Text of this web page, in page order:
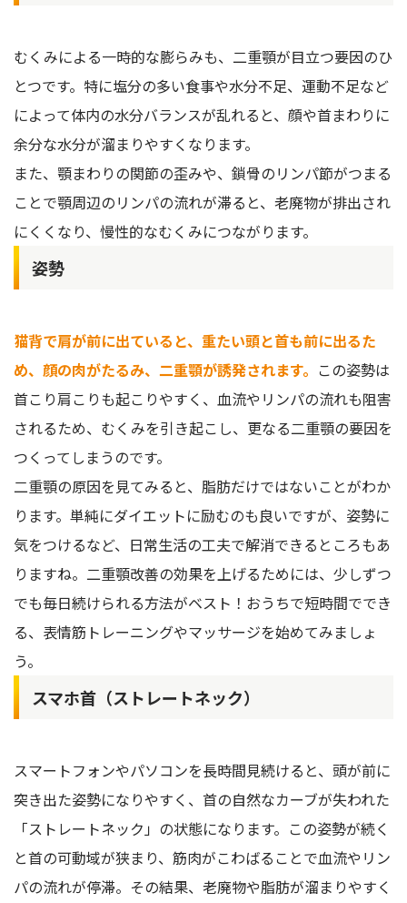
むくみによる一時的な膨らみも、二重顎が目立つ要因のひ
とつです。特に塩分の多い食事や水分不足、運動不足など
によって体内の水分バランスが乱れると、顔や首まわりに
余分な水分が溜まりやすくなります。
また、顎まわりの関節の歪みや、鎖骨のリンパ節がつまる
ことで顎周辺のリンパの流れが滞ると、老廃物が排出され
にくくなり、慢性的なむくみにつながります。
姿勢
猫背で肩が前に出ていると、重たい頭と首も前に出るた
め、顔の肉がたるみ、二重顎が誘発されます。 この姿勢は
首こり肩こりも起こりやすく、血流やリンパの流れも阻害
されるため、むくみを引き起こし、更なる二重顎の要因を
つくってしまうのです。
二重顎の原因を見てみると、脂肪だけではないことがわか
ります。単純にダイエットに励むのも良いですが、姿勢に
気をつけるなど、日常生活の工夫で解消できるところもあ
りますね。二重顎改善の効果を上げるためには、少しずつ
でも毎日続けられる方法がベスト！おうちで短時間ででき
る、表情筋トレーニングやマッサージを始めてみましょ
う。
スマホ首（ストレートネック）
スマートフォンやパソコンを長時間見続けると、頭が前に
突き出た姿勢になりやすく、首の自然なカーブが失われた
「ストレートネック」の状態になります。この姿勢が続く
と首の可動域が狭まり、筋肉がこわばることで血流やリン
パの流れが停滞。その結果、老廃物や脂肪が溜まりやすく